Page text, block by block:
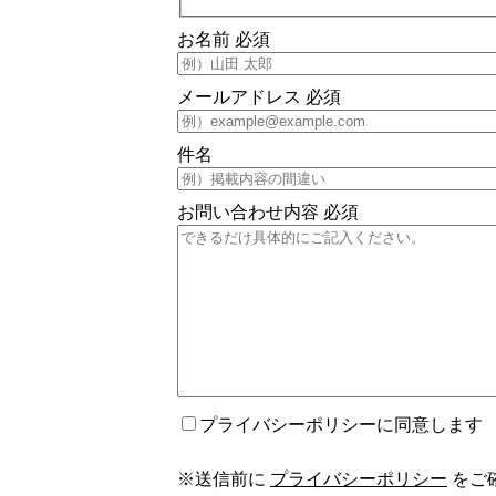
お名前 必須
メールアドレス 必須
件名
お問い合わせ内容 必須
プライバシーポリシーに同意します
※送信前に プライバシーポリシー をご